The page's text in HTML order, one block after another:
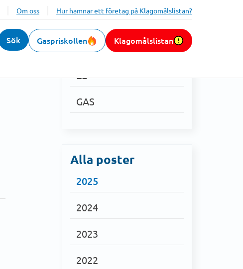
Om oss Hur hamnar ett företag på Klagomålslistan?
Sök Gaspriskollen Klagomålslistan
Kategorier
EL
GAS
Alla poster
2025
2024
2023
2022